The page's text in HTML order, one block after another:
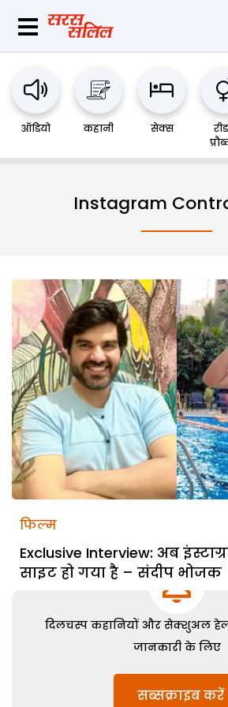
ऑडियो कहानी सेक्स
Instagram
फिल्म
Exclusive Interview: अब
साइट हो गया है – संदीप भोजक
दिलचस्प कहानियों और सेक्शुअल
जानकारी के लिए
सब्सक्राइब करें